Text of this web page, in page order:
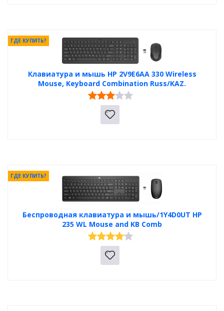
Клавиатура и мышь HP 2V9E6AA 330 Wireless
Mouse, Keyboard Combination Russ/KAZ.
ГДЕ КУПИТЬ?
Беспроводная клавиатура и мышь/1Y4D0UT HP
235 WL Mouse and KB Comb
ГДЕ КУПИТЬ?